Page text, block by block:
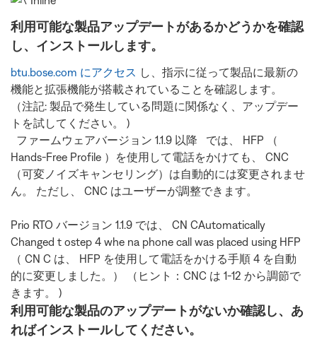
利用可能な製品アップデートがあるかどうかを確認
し、インストールします。
btu.bose.com にアクセス し、指示に従って製品に最新の
機能と拡張機能が搭載されていることを確認します。
（注記: 製品で発生している問題に関係なく、アップデー
トを試してください。 )
ファームウェアバージョン 1.1.9 以降 では、 HFP （
Hands-Free Profile ）を使用して電話をかけても、 CNC
（可変ノイズキャンセリング）は自動的には変更されませ
ん。 ただし、 CNC はユーザーが調整できます。
Prio RTO バージョン 1.1.9 では、 CN CAutomatically
Changed t ostep 4 whe na phone call was placed using HFP
（ CN C は、 HFP を使用して電話をかける手順 4 を自動
的に変更しました。） （ヒント：CNC は 1-12 から調節で
きます。 )
利用可能な製品のアップデートがないか確認し、あ
ればインストールしてください。